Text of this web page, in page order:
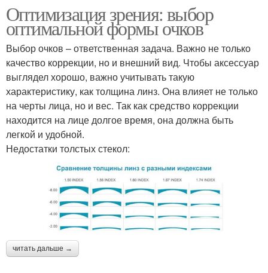
Оптимизация зрения: выбор
оптимальной формы очков
Выбор очков – ответственная задача. Важно не только
качество коррекции, но и внешний вид. Чтобы аксессуар
выглядел хорошо, важно учитывать такую
характеристику, как толщина линз. Она влияет не только
на черты лица, но и вес. Так как средство коррекции
находится на лице долгое время, она должна быть
легкой и удобной.
Недостатки толстых стекол:
читать дальше →